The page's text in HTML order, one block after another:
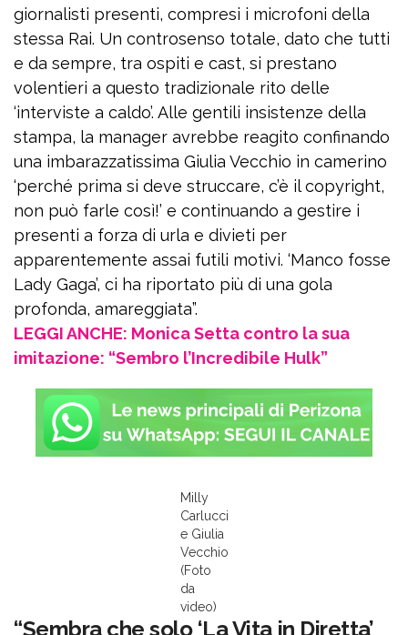
giornalisti presenti, compresi i microfoni della
stessa Rai. Un controsenso totale, dato che tutti
e da sempre, tra ospiti e cast, si prestano
volentieri a questo tradizionale rito delle
‘interviste a caldo’. Alle gentili insistenze della
stampa, la manager avrebbe reagito confinando
una imbarazzatissima Giulia Vecchio in camerino
‘perché prima si deve struccare, c’è il copyright,
non può farle così!’ e continuando a gestire i
presenti a forza di urla e divieti per
apparentemente assai futili motivi. ‘Manco fosse
Lady Gaga’, ci ha riportato più di una gola
profonda, amareggiata”.
LEGGI ANCHE: Monica Setta contro la sua
imitazione: “Sembro l’Incredibile Hulk”
Milly
Carlucci
e Giulia
Vecchio
(Foto
da
video)
“Sembra che solo ‘La Vita in Diretta’